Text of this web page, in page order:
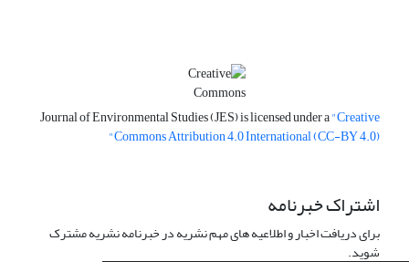
Journal of Environmental Studies (JES) is licensed under a"Creative
Commons Attribution 4.0 International (CC-BY 4.0)"
اشتراک خبرنامه
برای دریافت اخبار و اطلاعیه های مهم نشریه در خبرنامه نشریه مشترک
شوید.